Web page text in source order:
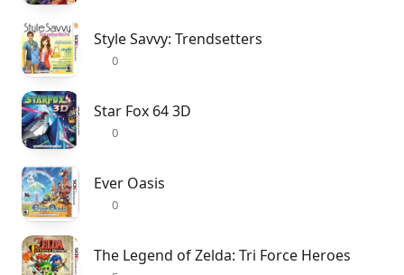
Style Savvy: Trendsetters
0
Star Fox 64 3D
0
Ever Oasis
0
The Legend of Zelda: Tri Force Heroes